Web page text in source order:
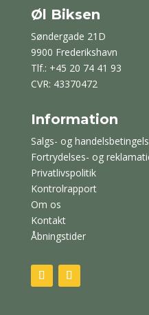
Øl Biksen
Søndergade 21D
9900 Frederikshavn
Tlf.: +45 20 74 41 93
CVR: 43370472
Information
Salgs- og
Fortrydelses- og
Privatlivspolitik
Kontrolrapport
Om os
Kontakt
Åbningstider